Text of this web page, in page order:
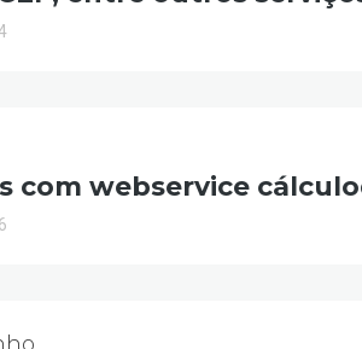
com webservice